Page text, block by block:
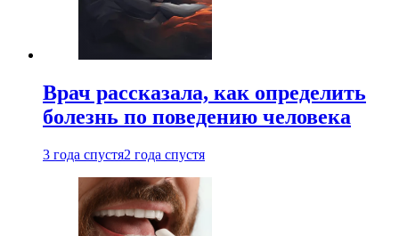
Врач рассказала, как определить
болезнь по поведению человека
3 года спустя2 года спустя